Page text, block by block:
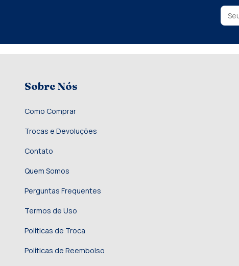
Sobre Nós
Como Comprar
Trocas e Devoluções
Contato
Quem Somos
Perguntas Frequentes
Termos de Uso
Políticas de Troca
Políticas de Reembolso